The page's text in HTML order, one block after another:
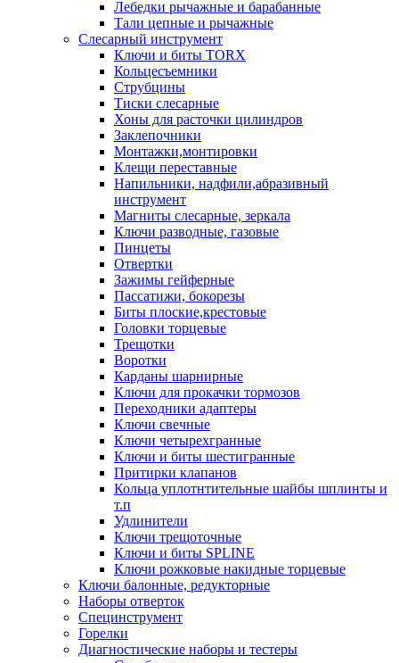
Лебедки рычажные и барабанные
Тали цепные и рычажные
Слесарный инструмент
Ключи и биты TORX
Кольцесъемники
Струбцины
Тиски слесарные
Хоны для расточки цилиндров
Заклепочники
Монтажки,монтировки
Клещи переставные
Напильники, надфили,абразивный
инструмент
Магниты слесарные, зеркала
Ключи разводные, газовые
Пинцеты
Отвертки
Зажимы гейферные
Пассатижи, бокорезы
Биты плоские,крестовые
Головки торцевые
Трещотки
Воротки
Карданы шарнирные
Ключи для прокачки тормозов
Переходники адаптеры
Ключи свечные
Ключи четырехгранные
Ключи и биты шестигранные
Притирки клапанов
Кольца уплотнтительные шайбы шплинты и
т.п
Удлинители
Ключи трещоточные
Ключи и биты SPLINE
Ключи рожковые накидные торцевые
Ключи балонные, редукторные
Наборы отверток
Специнструмент
Горелки
Диагностические наборы и тестеры